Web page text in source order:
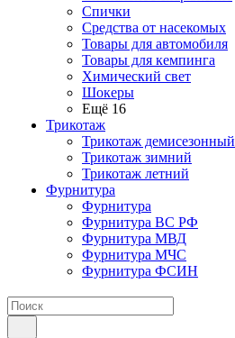
Спички
Средства от насекомых
Товары для автомобиля
Товары для кемпинга
Химический свет
Шокеры
Ещё 16
Трикотаж
Трикотаж демисезонный
Трикотаж зимний
Трикотаж летний
Фурнитура
Фурнитура
Фурнитура ВС РФ
Фурнитура МВД
Фурнитура МЧС
Фурнитура ФСИН